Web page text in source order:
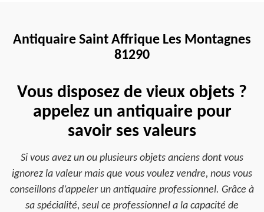
Antiquaire Saint Affrique Les Montagnes
81290
Vous disposez de vieux objets ?
appelez un antiquaire pour
savoir ses valeurs
Si vous avez un ou plusieurs objets anciens dont vous
ignorez la valeur mais que vous voulez vendre, nous vous
conseillons d’appeler un antiquaire professionnel. Grâce à
sa spécialité, seul ce professionnel a la capacité de